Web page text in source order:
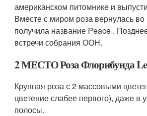
американском питомнике и
Вместе с миром роза вернулась
получила название Peace .
встречи собрания ООН.
2 МЕСТО Роза Флорибунда
Крупная роза с 2 массовыми
цветение слабее первого), даже в
полосы.